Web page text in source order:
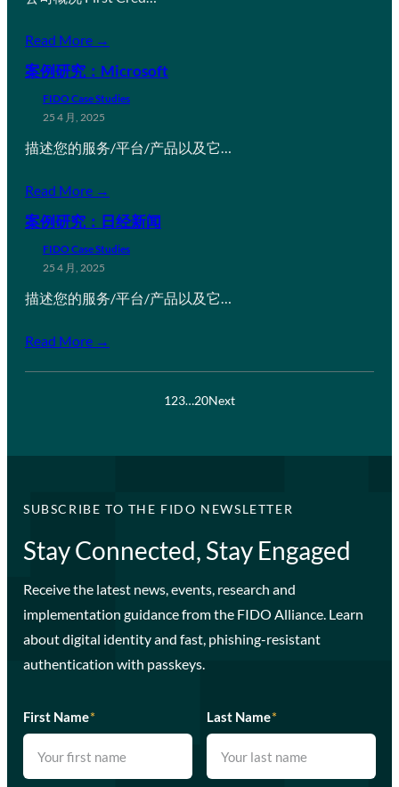
Read More →
案例研究：Microsoft
FIDO Case Studies
25 4 月, 2025
描述您的服务/平台/产品以及它…
Read More →
案例研究：日经新闻
FIDO Case Studies
25 4 月, 2025
描述您的服务/平台/产品以及它…
Read More →
123…20Next
SUBSCRIBE TO THE FIDO NEWSLETTER
Stay Connected, Stay Engaged
Receive the latest news, events, research and
implementation guidance from the FIDO Alliance. Learn
about digital identity and fast, phishing-resistant
authentication with passkeys.
First Name* Last Name*